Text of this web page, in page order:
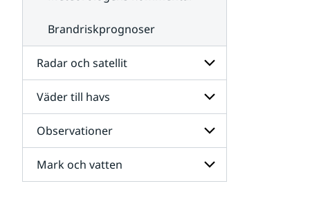
Brandriskprognoser
Radar och satellit
Undersidor
för
Radar
och
satellit
Väder till havs
Undersidor
för
Väder
till
havs
Observationer
Undersidor
för
Mark och vatten